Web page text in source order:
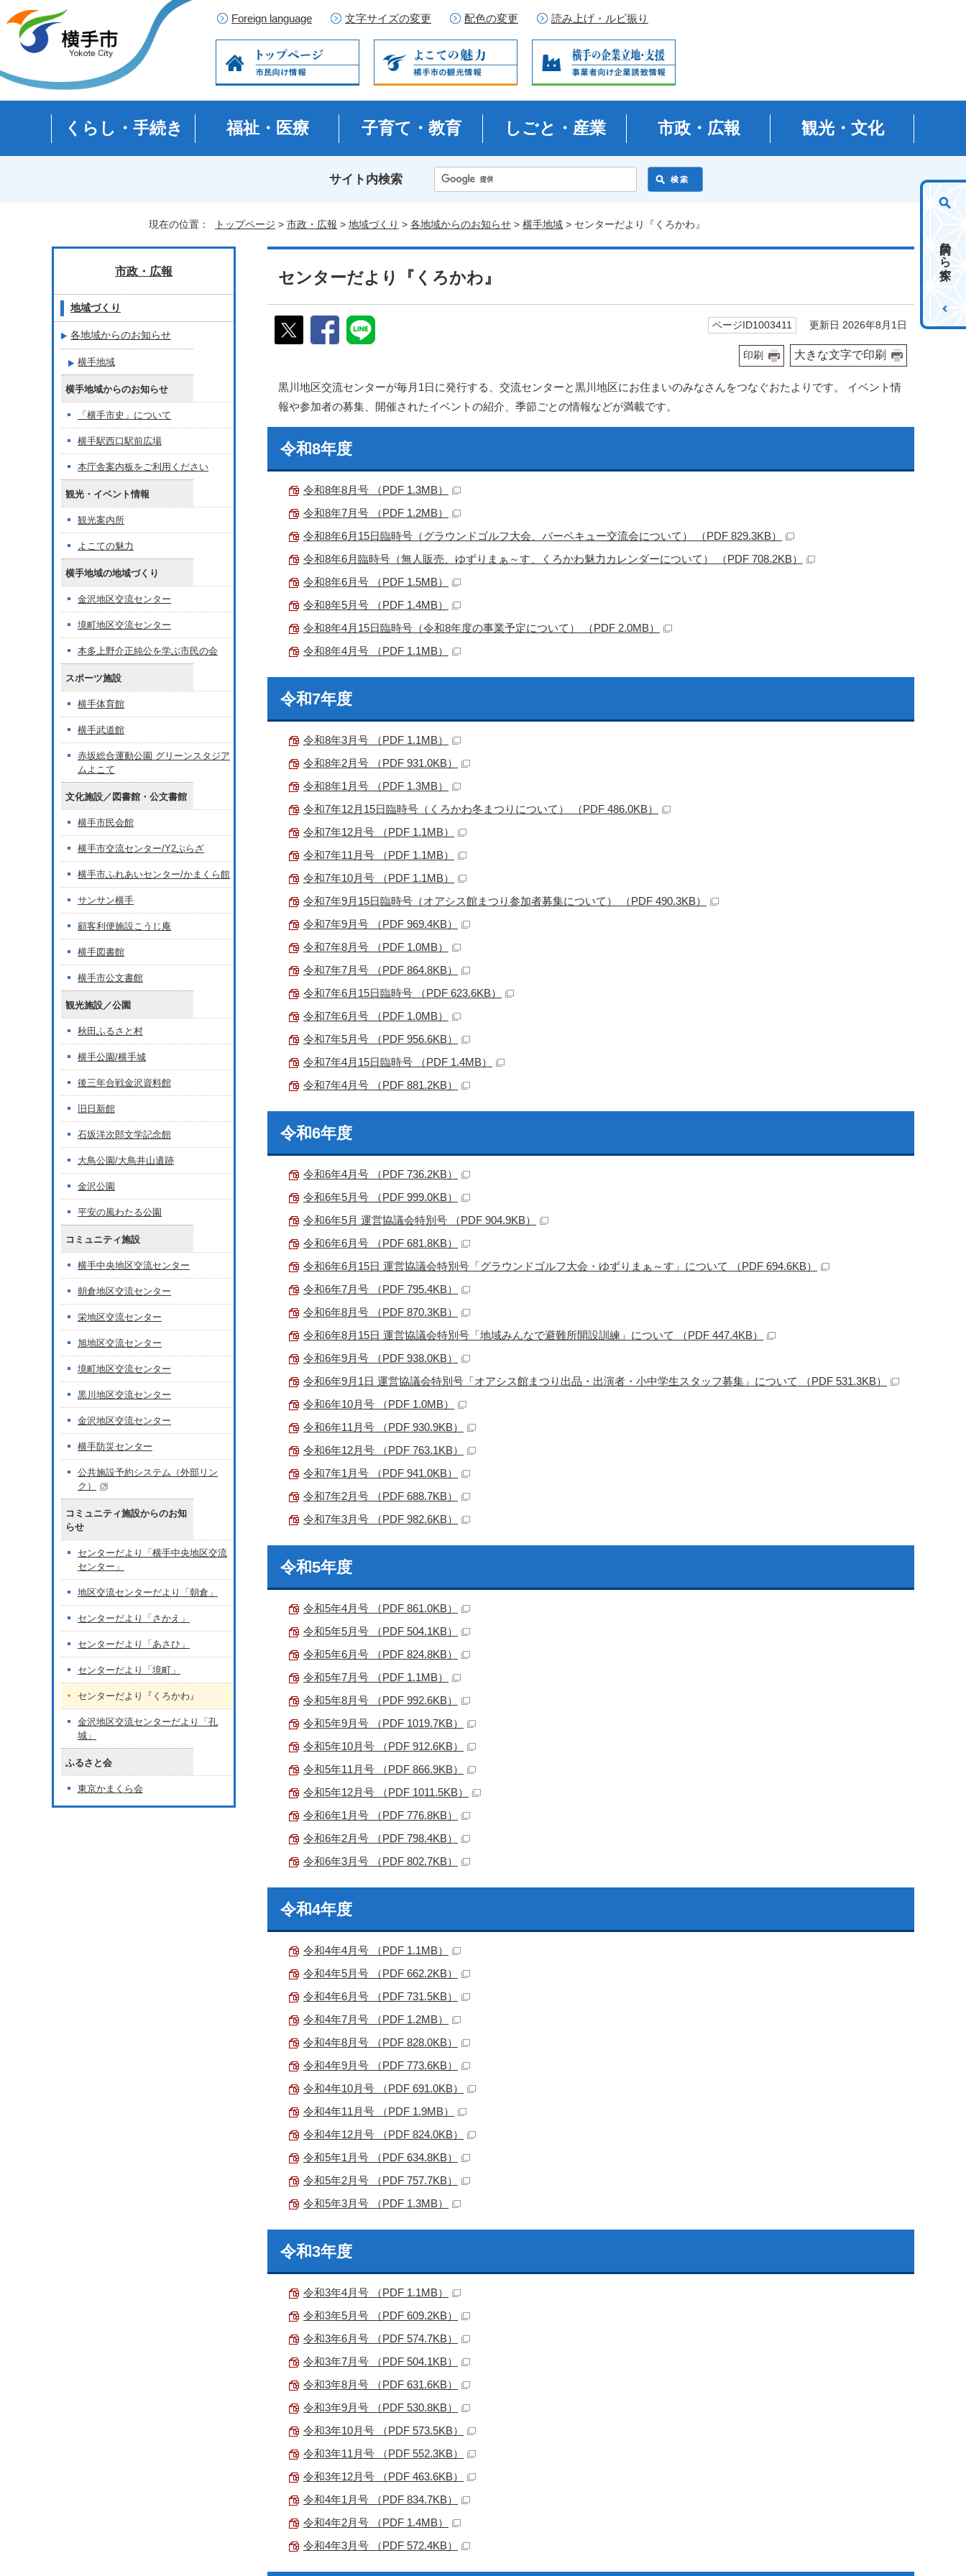
Foreign language 文字サイズの変更 配色の変更 読み上げ・ルビ振り
くらし・手続き 福祉・医療 子育て・教育 しごと・産業 市政・広報 観光・文化
サイト内検索
目的から探す
現在の位置： トップページ > 市政・広報 > 地域づくり > 各地域からのお知らせ > 横手地域 > センターだより『くろかわ』
センターだより『くろかわ』
ページID1003411 更新日 2026年8月1日
印刷 大きな文字で印刷
黒川地区交流センターが毎月1日に発行する、交流センターと黒川地区にお住まいのみなさんをつなぐおたよりです。 イベント情
報や参加者の募集、開催されたイベントの紹介、季節ごとの情報などが満載です。
令和8年度
令和8年8月号 （PDF 1.3MB）
令和8年7月号 （PDF 1.2MB）
令和8年6月15日臨時号（グラウンドゴルフ大会、バーベキュー交流会について） （PDF 829.3KB）
令和8年6月臨時号（無人販売、ゆずりまぁ～す、くろかわ魅力カレンダーについて） （PDF 708.2KB）
令和8年6月号 （PDF 1.5MB）
令和8年5月号 （PDF 1.4MB）
令和8年4月15日臨時号（令和8年度の事業予定について） （PDF 2.0MB）
令和8年4月号 （PDF 1.1MB）
令和7年度
令和8年3月号 （PDF 1.1MB）
令和8年2月号 （PDF 931.0KB）
令和8年1月号 （PDF 1.3MB）
令和7年12月15日臨時号（くろかわ冬まつりについて） （PDF 486.0KB）
令和7年12月号 （PDF 1.1MB）
令和7年11月号 （PDF 1.1MB）
令和7年10月号 （PDF 1.1MB）
令和7年9月15日臨時号（オアシス館まつり参加者募集について） （PDF 490.3KB）
令和7年9月号 （PDF 969.4KB）
令和7年8月号 （PDF 1.0MB）
令和7年7月号 （PDF 864.8KB）
令和7年6月15日臨時号 （PDF 623.6KB）
令和7年6月号 （PDF 1.0MB）
令和7年5月号 （PDF 956.6KB）
令和7年4月15日臨時号 （PDF 1.4MB）
令和7年4月号 （PDF 881.2KB）
令和6年度
令和6年4月号 （PDF 736.2KB）
令和6年5月号 （PDF 999.0KB）
令和6年5月 運営協議会特別号 （PDF 904.9KB）
令和6年6月号 （PDF 681.8KB）
令和6年6月15日 運営協議会特別号「グラウンドゴルフ大会・ゆずりまぁ～す」について （PDF 694.6KB）
令和6年7月号 （PDF 795.4KB）
令和6年8月号 （PDF 870.3KB）
令和6年8月15日 運営協議会特別号「地域みんなで避難所開設訓練」について （PDF 447.4KB）
令和6年9月号 （PDF 938.0KB）
令和6年9月1日 運営協議会特別号「オアシス館まつり出品・出演者・小中学生スタッフ募集」について （PDF 531.3KB）
令和6年10月号 （PDF 1.0MB）
令和6年11月号 （PDF 930.9KB）
令和6年12月号 （PDF 763.1KB）
令和7年1月号 （PDF 941.0KB）
令和7年2月号 （PDF 688.7KB）
令和7年3月号 （PDF 982.6KB）
令和5年度
令和5年4月号 （PDF 861.0KB）
令和5年5月号 （PDF 504.1KB）
令和5年6月号 （PDF 824.8KB）
令和5年7月号 （PDF 1.1MB）
令和5年8月号 （PDF 992.6KB）
令和5年9月号 （PDF 1019.7KB）
令和5年10月号 （PDF 912.6KB）
令和5年11月号 （PDF 866.9KB）
令和5年12月号 （PDF 1011.5KB）
令和6年1月号 （PDF 776.8KB）
令和6年2月号 （PDF 798.4KB）
令和6年3月号 （PDF 802.7KB）
令和4年度
令和4年4月号 （PDF 1.1MB）
令和4年5月号 （PDF 662.2KB）
令和4年6月号 （PDF 731.5KB）
令和4年7月号 （PDF 1.2MB）
令和4年8月号 （PDF 828.0KB）
令和4年9月号 （PDF 773.6KB）
令和4年10月号 （PDF 691.0KB）
令和4年11月号 （PDF 1.9MB）
令和4年12月号 （PDF 824.0KB）
令和5年1月号 （PDF 634.8KB）
令和5年2月号 （PDF 757.7KB）
令和5年3月号 （PDF 1.3MB）
令和3年度
令和3年4月号 （PDF 1.1MB）
令和3年5月号 （PDF 609.2KB）
令和3年6月号 （PDF 574.7KB）
令和3年7月号 （PDF 504.1KB）
令和3年8月号 （PDF 631.6KB）
令和3年9月号 （PDF 530.8KB）
令和3年10月号 （PDF 573.5KB）
令和3年11月号 （PDF 552.3KB）
令和3年12月号 （PDF 463.6KB）
令和4年1月号 （PDF 834.7KB）
令和4年2月号 （PDF 1.4MB）
令和4年3月号 （PDF 572.4KB）
市政・広報
地域づくり
各地域からのお知らせ
横手地域
横手地域からのお知らせ
「横手市史」について
横手駅西口駅前広場
本庁舎案内板をご利用ください
観光・イベント情報
観光案内所
よこての魅力
横手地域の地域づくり
金沢地区交流センター
境町地区交流センター
本多上野介正純公を学ぶ市民の会
スポーツ施設
横手体育館
横手武道館
赤坂総合運動公園 グリーンスタジア
ムよこて
文化施設／図書館・公文書館
横手市民会館
横手市交流センター/Y2ぷらざ
横手市ふれあいセンター/かまくら館
サンサン横手
顧客利便施設こうじ庵
横手図書館
横手市公文書館
観光施設／公園
秋田ふるさと村
横手公園/横手城
後三年合戦金沢資料館
旧日新館
石坂洋次郎文学記念館
大鳥公園/大鳥井山遺跡
金沢公園
平安の風わたる公園
コミュニティ施設
横手中央地区交流センター
朝倉地区交流センター
栄地区交流センター
旭地区交流センター
境町地区交流センター
黒川地区交流センター
金沢地区交流センター
横手防災センター
公共施設予約システム（外部リン
ク）
コミュニティ施設からのお知
らせ
センターだより「横手中央地区交流
センター」
地区交流センターだより「朝倉」
センターだより「さかえ」
センターだより「あさひ」
センターだより「境町」
センターだより『くろかわ』
金沢地区交流センターだより「孔
城」
ふるさと会
東京かまくら会